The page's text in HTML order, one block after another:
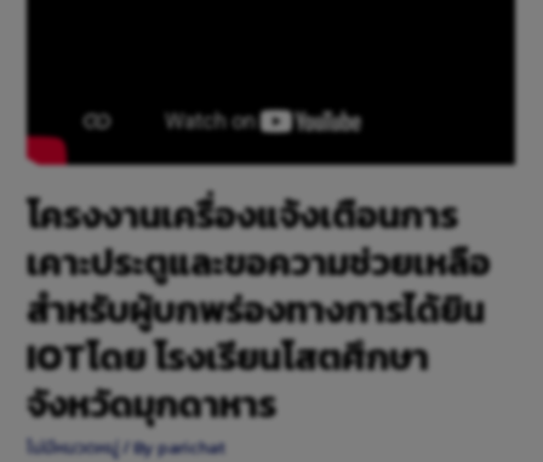
โครงงานเครื่องแจ้งเตือนการ
เคาะประตูและขอความช่วยเหลือ
สำหรับผู้บกพร่องทางการได้ยิน
IOTโดย โรงเรียนโสตศึกษา
จังหวัดมุกดาหาร
ไม่มีหมวดหมู่/ Byparichat